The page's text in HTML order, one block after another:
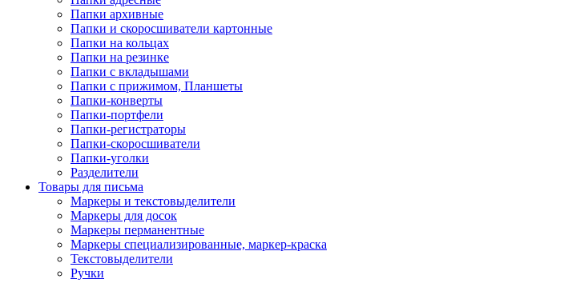
Папки архивные
Папки и скоросшиватели картонные
Папки на кольцах
Папки на резинке
Папки с вкладышами
Папки с прижимом, Планшеты
Папки-конверты
Папки-портфели
Папки-регистраторы
Папки-скоросшиватели
Папки-уголки
Разделители
Товары для письма
Маркеры и текстовыделители
Маркеры для досок
Маркеры перманентные
Маркеры специализированные, маркер-краска
Текстовыделители
Ручки